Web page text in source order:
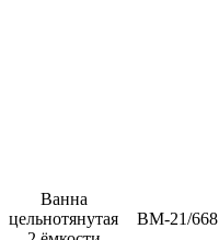
Ванна
цельнотянутая
ВМ-21/668